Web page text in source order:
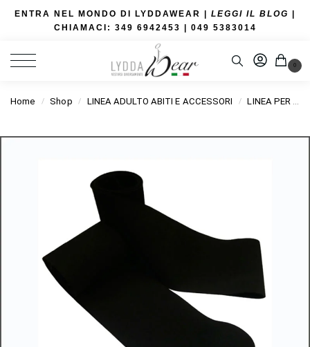
ENTRA NEL MONDO DI LYDDAWEAR | LEGGI IL BLOG |
CHIAMACI: 349 6942453 | 049 5383014
0
Home / Shop / LINEA ADULTO ABITI E ACCESSORI / LINEA PER SEDIA A ROTELLE